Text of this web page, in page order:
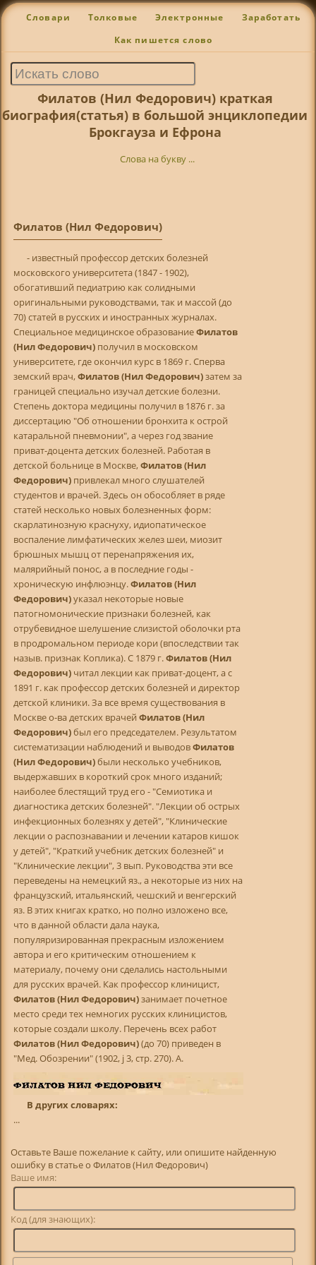
Словари Толковые Электронные Заработать
Как пишется слово
Филатов (Нил Федорович) краткая
биография(статья) в большой энциклопедии
Брокгауза и Ефрона
Слова на букву ...
Филатов (Нил Федорович)
- известный профессор детских болезней
московского университета (1847 - 1902),
обогативший педиатрию как солидными
оригинальными руководствами, так и массой (до
70) статей в русских и иностранных журналах.
Специальное медицинское образованиеФилатов
(Нил Федорович) получил в московском
университете, где окончил курс в 1869 г. Сперва
земский врач,Филатов (Нил Федорович)затем за
границей специально изучал детские болезни.
Степень доктора медицины получил в 1876 г. за
диссертацию "Об отношении бронхита к острой
катаральной пневмонии", а через год звание
приват-доцента детских болезней. Работая в
детской больнице в Москве,Филатов (Нил
Федорович) привлекал много слушателей
студентов и врачей. Здесь он обособляет в ряде
статей несколько новых болезненных форм:
скарлатинозную краснуху, идиопатическое
воспаление лимфатических желез шеи, миозит
брюшных мышц от перенапряжения их,
малярийный понос, а в последние годы -
хроническую инфлюэнцу.Филатов (Нил
Федорович)указал некоторые новые
патогномонические признаки болезней, как
отрубевидное шелушение слизистой оболочки рта
в продромальном периоде кори (впоследствии так
назыв. признак Коплика). С 1879 г.Филатов (Нил
Федорович) читал лекции как приват-доцент, а с
1891 г. как профессор детских болезней и директор
детской клиники. За все время существования в
Москве о-ва детских врачей Филатов (Нил
Федорович)был его председателем. Результатом
систематизации наблюдений и выводовФилатов
(Нил Федорович)были несколько учебников,
выдержавших в короткий срок много изданий;
наиболее блестящий труд его - "Семиотика и
диагностика детских болезней". "Лекции об острых
инфекционных болезнях у детей", "Клинические
лекции о распознавании и лечении катаров кишок
у детей", "Краткий учебник детских болезней" и
"Клинические лекции", 3 вып. Руководства эти все
переведены на немецкий яз., а некоторые из них на
французский, итальянский, чешский и венгерский
яз. В этих книгах кратко, но полно изложено все,
что в данной области дала наука,
популяризированная прекрасным изложением
автора и его критическим отношением к
материалу, почему они сделались настольными
для русских врачей. Как профессор клиницист,
Филатов (Нил Федорович)занимает почетное
место среди тех немногих русских клиницистов,
которые создали школу. Перечень всех работ
Филатов (Нил Федорович)(до 70) приведен в
"Мед. Обозрении" (1902, ј 3, стр. 270). A.
В других словарях:
...
Оставьте Ваше пожелание к сайту, или опишите найденную
ошибку в статье о Филатов (Нил Федорович)
Ваше имя:
Код (для знающих):